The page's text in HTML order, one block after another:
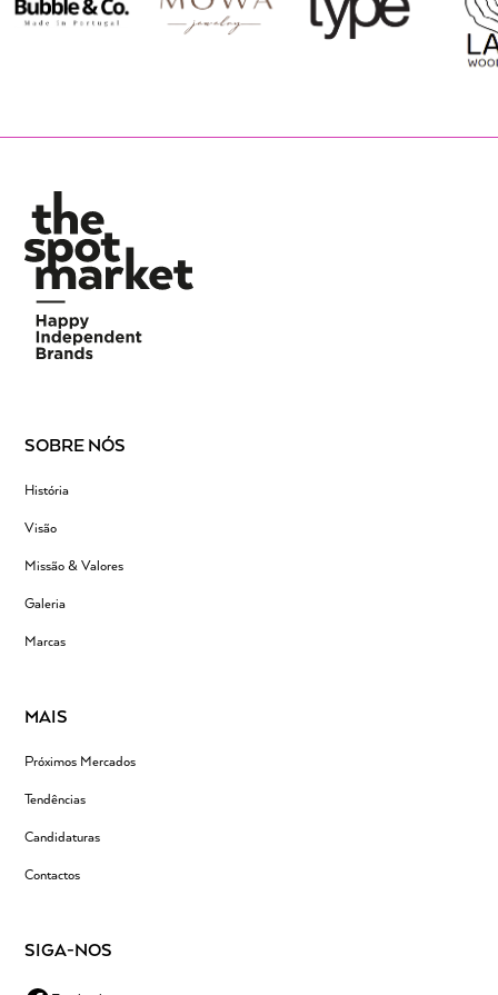
SOBRE NÓS
História
Visão
Missão & Valores
Galeria
Marcas
MAIS
Próximos Mercados
Tendências
Candidaturas
Contactos
SIGA-NOS